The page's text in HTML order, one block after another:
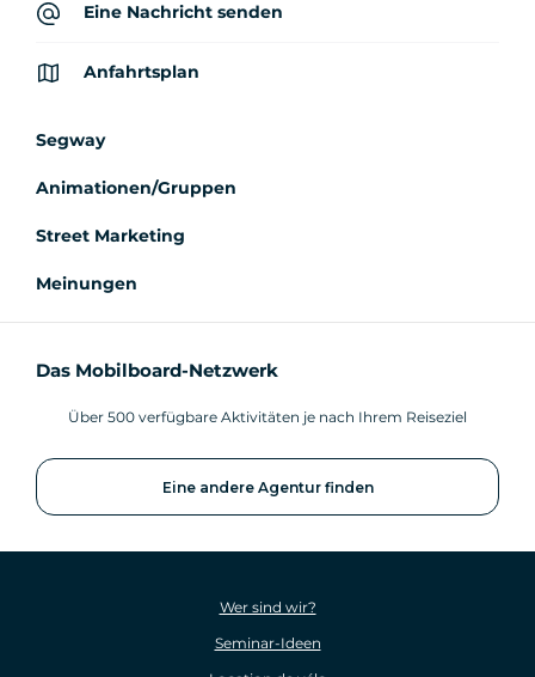
Eine Nachricht senden
Anfahrtsplan
Segway
Animationen/Gruppen
Street Marketing
Meinungen
Das Mobilboard-Netzwerk
Über 500 verfügbare Aktivitäten je nach Ihrem Reiseziel
Eine andere Agentur finden
Wer sind wir?
Seminar-Ideen